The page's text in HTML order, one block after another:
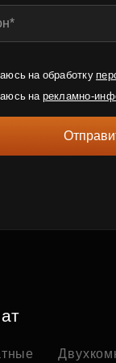
на обработку
нарекламно-